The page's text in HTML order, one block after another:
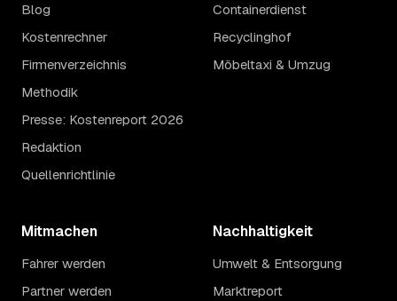
Blog
Kostenrechner
Firmenverzeichnis
Methodik
Presse: Kostenreport 2026
Redaktion
Quellenrichtlinie
Containerdienst
Recyclinghof
Möbeltaxi & Umzug
Mitmachen
Fahrer werden
Partner werden
Nachhaltigkeit
Umwelt & Entsorgung
Marktreport